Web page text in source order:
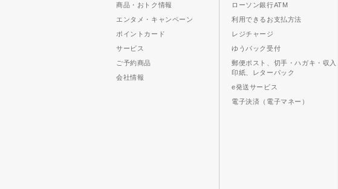
商品・おトク情報
エンタメ・キャンペーン
ポイントカード
サービス
ご予約商品
会社情報
ローソン銀行ATM
利用できるお支払方法
レジチャージ
ゆうパック受付
郵便ポスト、切手・ハガキ・収入
印紙、レターパック
e発送サービス
電子決済（電子マネー）